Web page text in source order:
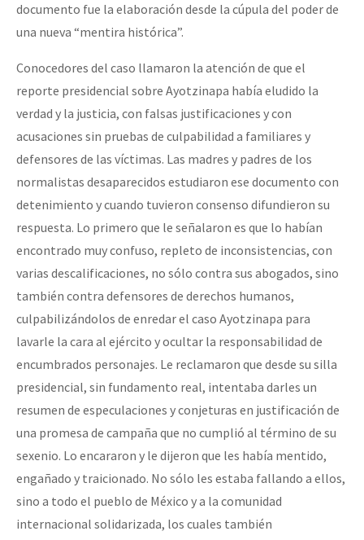
documento fue la elaboración desde la cúpula del poder de
una nueva “mentira histórica”.
Conocedores del caso llamaron la atención de que el
reporte presidencial sobre Ayotzinapa había eludido la
verdad y la justicia, con falsas justificaciones y con
acusaciones sin pruebas de culpabilidad a familiares y
defensores de las víctimas. Las madres y padres de los
normalistas desaparecidos estudiaron ese documento con
detenimiento y cuando tuvieron consenso difundieron su
respuesta. Lo primero que le señalaron es que lo habían
encontrado muy confuso, repleto de inconsistencias, con
varias descalificaciones, no sólo contra sus abogados, sino
también contra defensores de derechos humanos,
culpabilizándolos de enredar el caso Ayotzinapa para
lavarle la cara al ejército y ocultar la responsabilidad de
encumbrados personajes. Le reclamaron que desde su silla
presidencial, sin fundamento real, intentaba darles un
resumen de especulaciones y conjeturas en justificación de
una promesa de campaña que no cumplió al término de su
sexenio. Lo encararon y le dijeron que les había mentido,
engañado y traicionado. No sólo les estaba fallando a ellos,
sino a todo el pueblo de México y a la comunidad
internacional solidarizada, los cuales también